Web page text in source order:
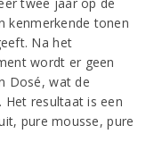
kenmerkende tonen
Na het
wordt er geen
Dosé, wat de
resultaat is een
pure mousse, pure